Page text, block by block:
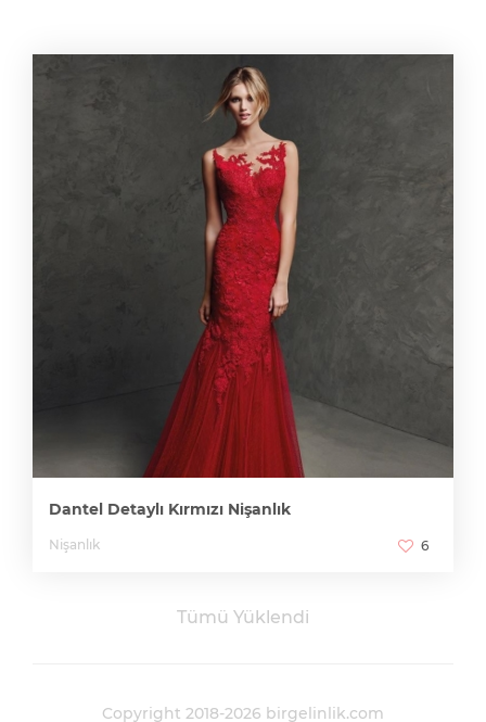
Dantel Detaylı Kırmızı Nişanlık
Nişanlık 6
Tümü Yüklendi
Copyright 2018-2026 birgelinlik.com